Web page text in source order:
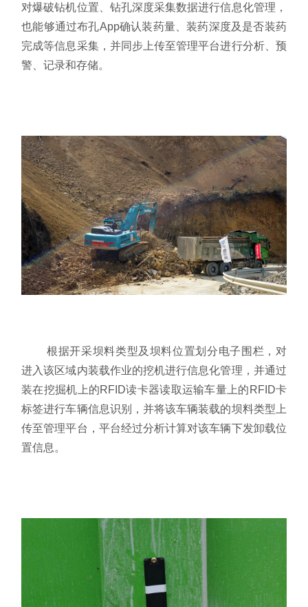
对爆破钻机位置、钻孔深度采集数据进行信息化管理，
也能够通过布孔App确认装药量、装药深度及是否装药
完成等信息采集，并同步上传至管理平台进行分析、预
警、记录和存储。
根据开采坝料类型及坝料位置划分电子围栏，对
进入该区域内装载作业的挖机进行信息化管理，并通过
装在挖掘机上的RFID读卡器读取运输车量上的RFID卡
标签进行车辆信息识别，并将该车辆装载的坝料类型上
传至管理平台，平台经过分析计算对该车辆下发卸载位
置信息。